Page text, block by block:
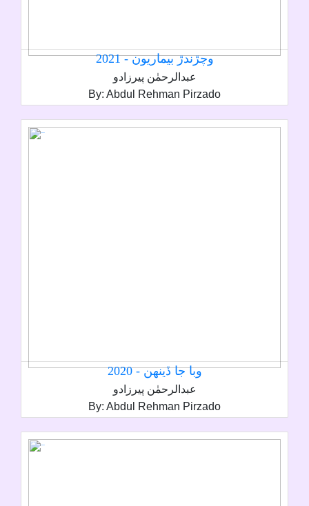
وچڙندڙ بيماريون - 2021
عبدالرحمٰن پيرزادو
By: Abdul Rehman Pirzado
وبا جا ڏينھن - 2020
عبدالرحمٰن پيرزادو
By: Abdul Rehman Pirzado